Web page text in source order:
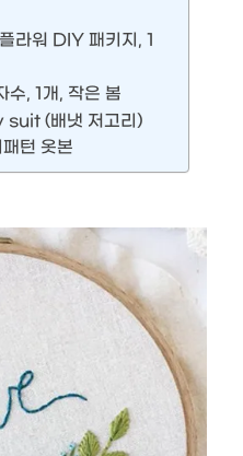
라워 DIY 패키지, 1
수, 1개, 작은 봄
(배냇 저고리)
턴 옷본